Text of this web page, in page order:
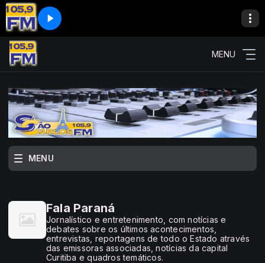
MENU
MENU
Fala Paraná
Jornalístico e entretenimento, com notícias e
debates sobre os últimos acontecimentos,
entrevistas, reportagens de todo o Estado através
das emissoras associadas, notícias da capital
Curitiba e quadros temáticos.